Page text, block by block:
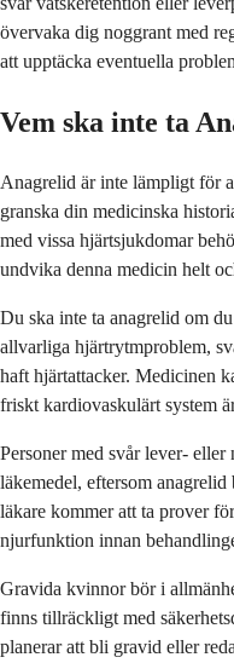
övervaka dig noggrant med
att upptäcka eventuella
Vem ska inte ta
Anagrelid är inte lämpligt för
granska din medicinska
med vissa hjärtsjukdomar
undvika denna medicin helt
Du ska inte ta anagrelid om
allvarliga hjärtrytmproblem,
haft hjärtattacker. Medicinen
friskt kardiovaskulärt system
Personer med svår lever-
läkemedel, eftersom anagrelid
läkare kommer att ta prover
njurfunktion innan
Gravida kvinnor bör i
finns tillräckligt med
planerar att bli gravid eller